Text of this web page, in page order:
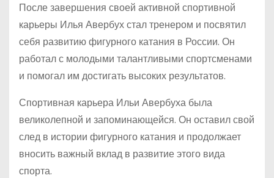
После завершения своей активной спортивной
карьеры Илья Авербух стал тренером и посвятил
себя развитию фигурного катания в России. Он
работал с молодыми талантливыми спортсменами
и помогал им достигать высоких результатов.
Спортивная карьера Ильи Авербуха была
великолепной и запоминающейся. Он оставил свой
след в истории фигурного катания и продолжает
вносить важный вклад в развитие этого вида
спорта.